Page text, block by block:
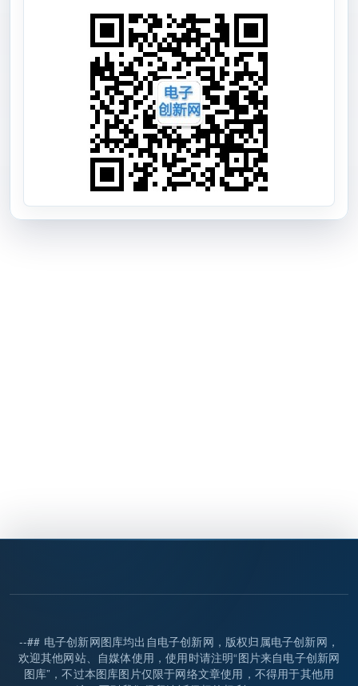
--## 电子创新网图库均出自电子创新网，版权归属电子创新网，
欢迎其他网站、自媒体使用，使用时请注明“图片来自电子创新网
图库”，不过本图库图片仅限于网络文章使用，不得用于其他用